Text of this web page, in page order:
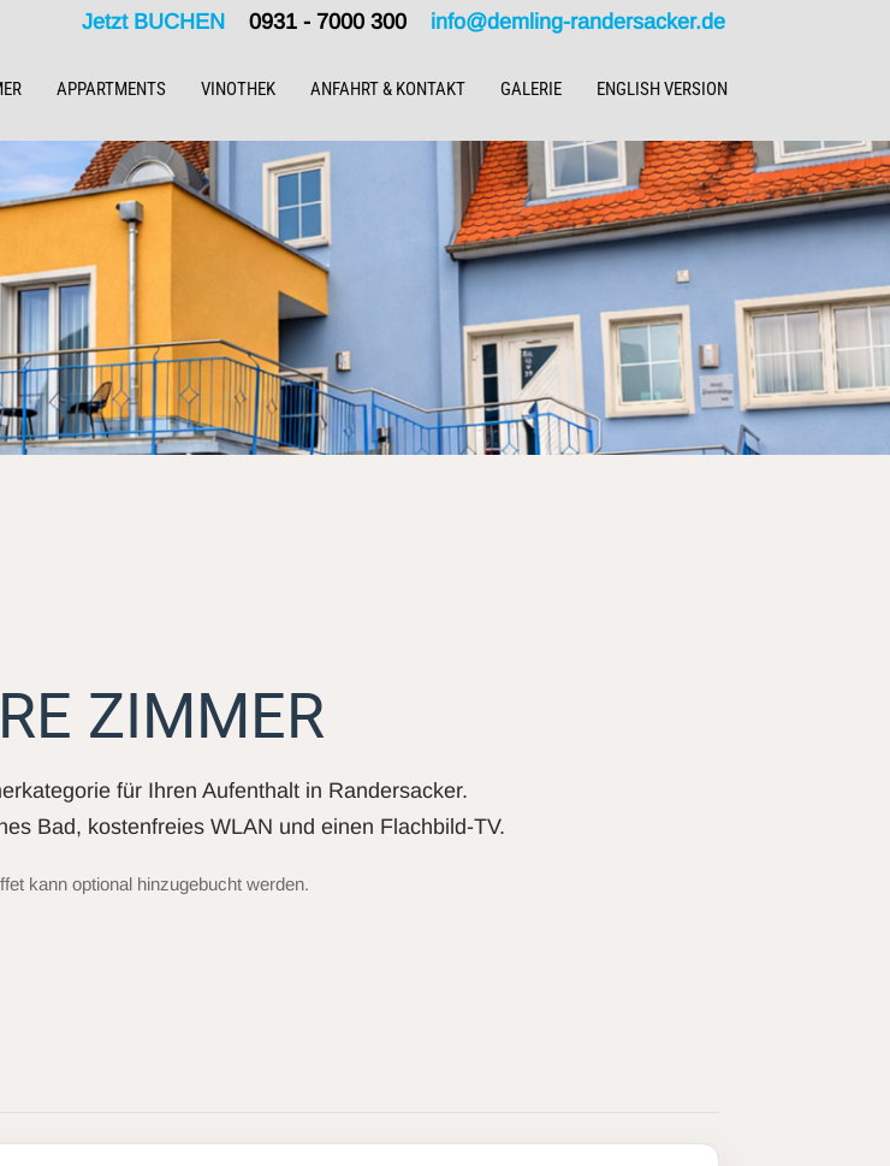
Jetzt BUCHEN0931 - 7000 300 info@demling-randersacker.de
APPARTMENTS VINOTHEK ANFAHRT & KONTAKT GALERIE ENGLISH VERSION
ZIMMER
für Ihren Aufenthalt in Randersacker.
Bad, kostenfreies WLAN und einen Flachbild-TV.
kann optional hinzugebucht werden.